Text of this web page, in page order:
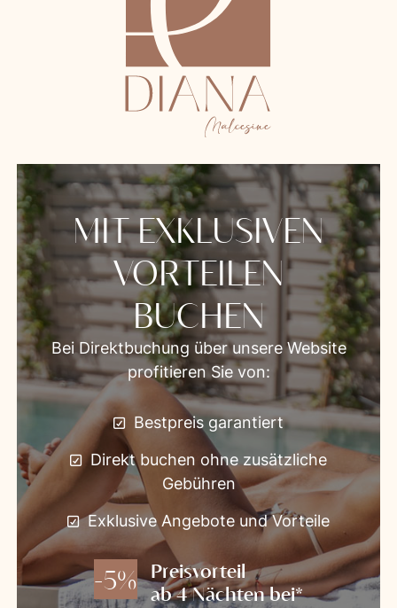
MIT EXKLUSIVEN
VORTEILEN
BUCHEN
Bei Direktbuchung über unsere Website
profitieren Sie von:
Bestpreis garantiert
Direkt buchen ohne zusätzliche
Gebühren
Exklusive Angebote und Vorteile
-5%
Preisvorteil
ab 4 Nächten bei*